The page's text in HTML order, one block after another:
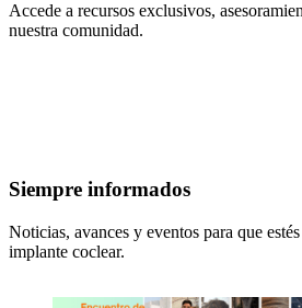
Accede a recursos exclusivos,
nuestra comunidad.
Siempre informados
Noticias, avances y eventos para que
implante coclear.